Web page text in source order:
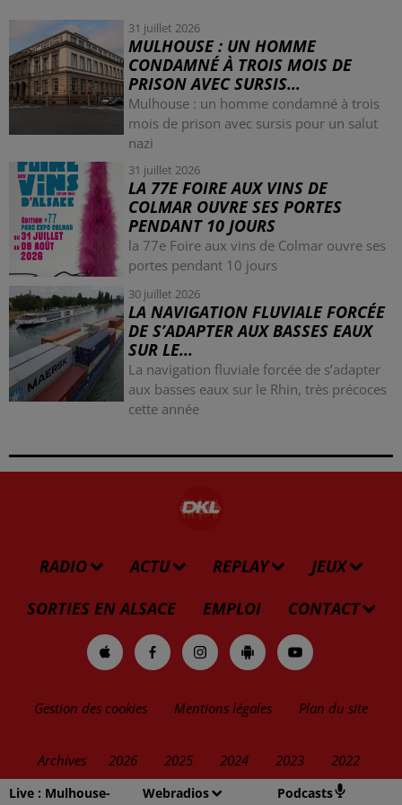
Live : Mulhouse-
Webradios Podcasts
31 juillet 2026
MULHOUSE : UN HOMME
CONDAMNÉ À TROIS MOIS DE
PRISON AVEC SURSIS...
Mulhouse : un homme condamné à trois
mois de prison avec sursis pour un salut
nazi
31 juillet 2026
LA 77E FOIRE AUX VINS DE
COLMAR OUVRE SES PORTES
PENDANT 10 JOURS
la 77e Foire aux vins de Colmar ouvre ses
portes pendant 10 jours
30 juillet 2026
LA NAVIGATION FLUVIALE FORCÉE
DE S’ADAPTER AUX BASSES EAUX
SUR LE...
La navigation fluviale forcée de s’adapter
aux basses eaux sur le Rhin, très précoces
cette année
RADIO ACTU REPLAY
JEUX
SORTIES EN ALSACE
EMPLOI CONTACT
Gestion des cookies Mentions légales Plan du site
Archives 2026 2025 2024 2023 2022